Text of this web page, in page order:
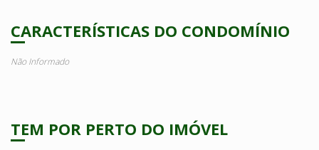
CARACTERÍSTICAS DO CONDOMÍNIO
Não Informado
TEM POR PERTO DO IMÓVEL